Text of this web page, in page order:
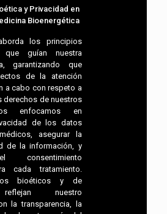
y Privacidad en
Bioenergética
los principios
que guían nuestra
garantizando que
de la atención
a cabo con respeto a
derechos de nuestros
enfocamos en
de los datos
asegurar la
de la información, y
consentimiento
cada tratamiento.
bioéticos y de
nuestro
la transparencia, la